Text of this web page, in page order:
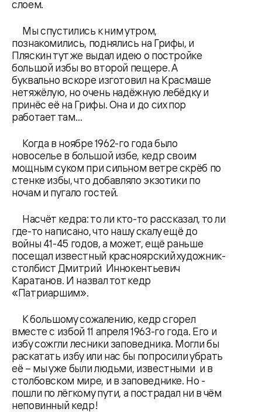
слоем.
Мы спустились к ним утром,
познакомились, поднялись на Грифы, и
Пляскин тут же выдал идею о постройке
большой избы во второй пещере. А
буквально вскоре изготовил на Красмаше
нетяжёлую, но очень надёжную лебёдку и
принёс её на Грифы. Она и до сих пор
работает там…
Когда в ноябре 1962-го года было
новоселье в большой избе, кедр своим
мощным суком при сильном ветре скрёб по
стенке избы, что добавляло экзотики по
ночам и пугало гостей.
Насчёт кедра: то ли кто-то рассказал, то ли
где-то написано, что нашу скалу ещё до
войны 41-45 годов, а может, ещё раньше
посещал известный красноярский художник-
столбист Дмитрий Иннокентьевич
Каратанов. И назвал тот кедр
«Патриаршим».
К большому сожалению, кедр сгорел
вместе с избой 11 апреля 1963-го года. Его и
избу сожгли лесники заповедника. Могли бы
раскатать избу или нас бы попросили убрать
её – мы уже были людьми, известными и в
столбовском мире, и в заповеднике. Но -
пошли по лёгкому пути, а пострадал ни в чём
неповинный кедр!